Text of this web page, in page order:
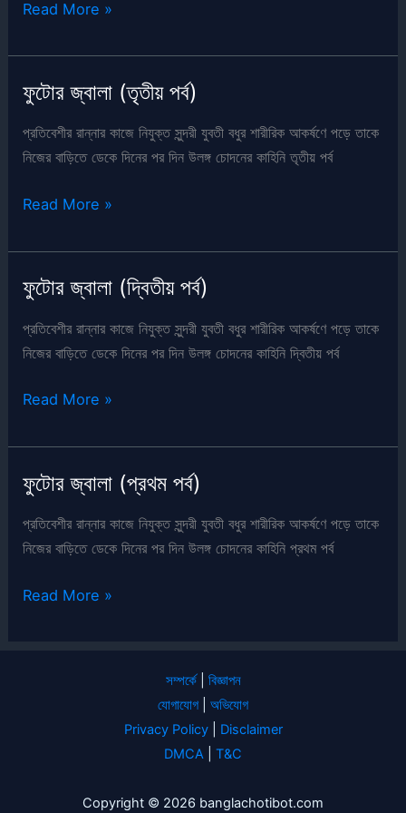
ফুটোর
(চতুর্থ
Read More »
ফুটোর জ্বালা (তৃতীয় পর্ব)
প্রতিবেশীর রান্নার কাজে নিযুক্ত সুন্দরী যুবতী বধুর শারীরিক আকর্ষণে পড়ে তাকে
নিজের বাড়িতে ডেকে দিনের পর দিন উলঙ্গ চোদনের কাহিনি তৃতীয় পর্ব
ফুটোর
(তৃতীয়
Read More »
ফুটোর জ্বালা (দ্বিতীয় পর্ব)
প্রতিবেশীর রান্নার কাজে নিযুক্ত সুন্দরী যুবতী বধুর শারীরিক আকর্ষণে পড়ে তাকে
নিজের বাড়িতে ডেকে দিনের পর দিন উলঙ্গ চোদনের কাহিনি দ্বিতীয় পর্ব
ফুটোর
(দ্বিতীয়
Read More »
ফুটোর জ্বালা (প্রথম পর্ব)
প্রতিবেশীর রান্নার কাজে নিযুক্ত সুন্দরী যুবতী বধুর শারীরিক আকর্ষণে পড়ে তাকে
নিজের বাড়িতে ডেকে দিনের পর দিন উলঙ্গ চোদনের কাহিনি প্রথম পর্ব
ফুটোর
Read More »
সম্পর্কে| বিজ্ঞাপন
যোগাযোগ
অভিযোগ
Privacy Policy| Disclaimer
DMCA
T&C
Copyright © 2026 banglachotibot.com